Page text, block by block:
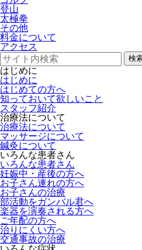
登山
太極拳
その他
料金について
アクセス
検
はじめに
はじめに
はじめての方へ
知っておいて欲しいこと
スタッフ紹介
治療法について
治療法について
マッサージについて
鍼灸について
いろんな患者さん
いろんな患者さん
妊娠中・産後の方へ
お子さん連れの方へ
お子さんの治療
部活動をガンバル君へ
楽器を演奏される方へ
ご年配の方へ
治りにくい方へ
交通事故の治療